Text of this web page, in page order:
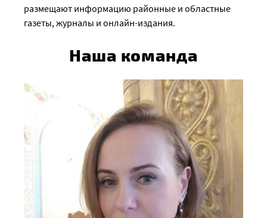
размещают информацию районные и областные
газеты, журналы и онлайн-издания.
Наша команда